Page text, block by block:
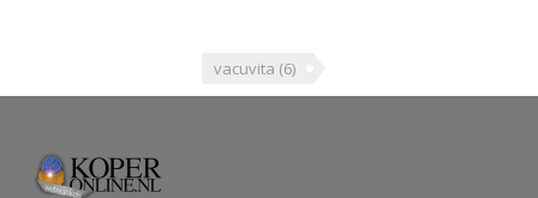
vacuvita (6)